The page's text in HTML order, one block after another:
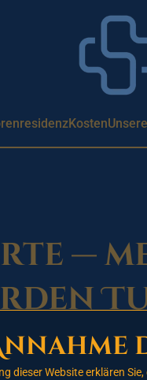
Kosten
—
dieser Website erklären Sie,